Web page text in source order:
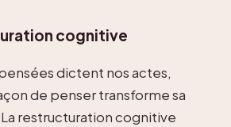
cognitive
dictent nos actes,
de penser transforme sa
La restructuration cognitive